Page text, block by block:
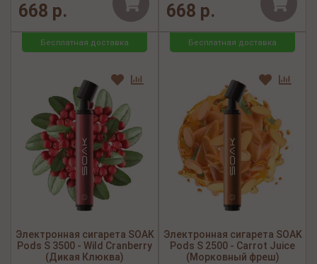
668 р. 668 р.
Бесплатная доставка
Электронная сигарета SOAK
Pods S 3500 - Wild Cranberry
(Дикая Клюква)
Бесплатная доставка
Электронная сигарета SOAK
Pods S 2500 - Carrot Juice
(Морковный фреш)